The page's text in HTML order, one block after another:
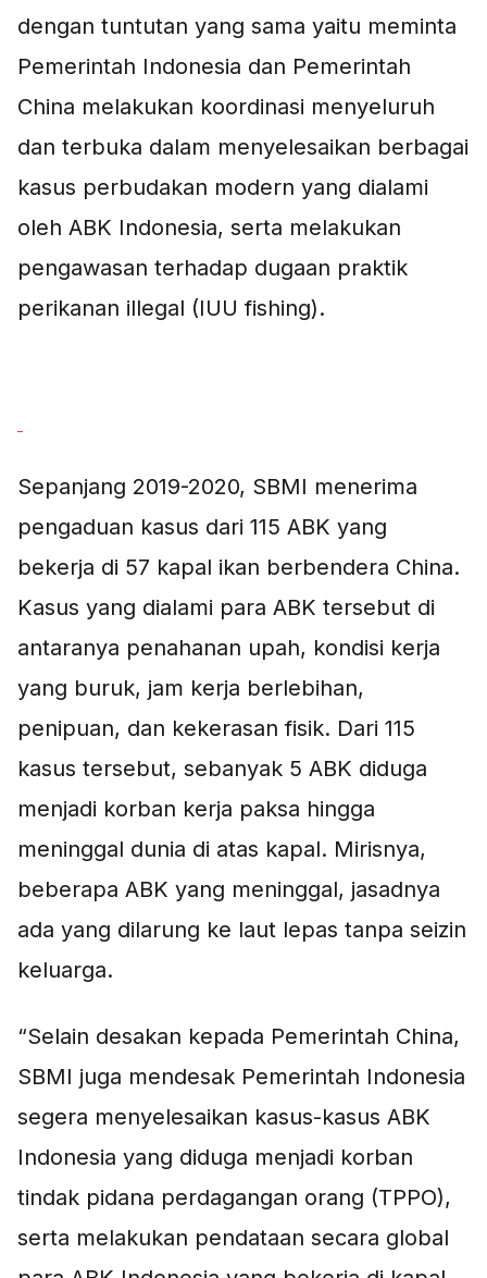
dengan tuntutan yang sama yaitu meminta
Pemerintah Indonesia dan Pemerintah
China melakukan koordinasi menyeluruh
dan terbuka dalam menyelesaikan berbagai
kasus perbudakan modern yang dialami
oleh ABK Indonesia, serta melakukan
pengawasan terhadap dugaan praktik
perikanan illegal (IUU fishing).
Sepanjang 2019-2020, SBMI menerima
pengaduan kasus dari 115 ABK yang
bekerja di 57 kapal ikan berbendera China.
Kasus yang dialami para ABK tersebut di
antaranya penahanan upah, kondisi kerja
yang buruk, jam kerja berlebihan,
penipuan, dan kekerasan fisik. Dari 115
kasus tersebut, sebanyak 5 ABK diduga
menjadi korban kerja paksa hingga
meninggal dunia di atas kapal. Mirisnya,
beberapa ABK yang meninggal, jasadnya
ada yang dilarung ke laut lepas tanpa seizin
keluarga.
“Selain desakan kepada Pemerintah China,
SBMI juga mendesak Pemerintah Indonesia
segera menyelesaikan kasus-kasus ABK
Indonesia yang diduga menjadi korban
tindak pidana perdagangan orang (TPPO),
serta melakukan pendataan secara global